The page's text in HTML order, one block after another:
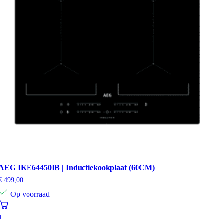
IKE64450IB | Inductiekookplaat (60CM)
499,00
Op voorraad